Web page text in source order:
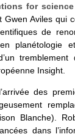
for
Gwen Aviles qui
de
planétologie
Insight.
des
Blanche).
dans